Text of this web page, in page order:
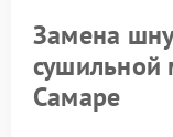
Замена
Самаре